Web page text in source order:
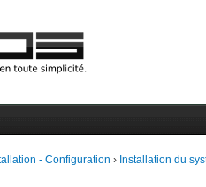
- Configuration › Installation du